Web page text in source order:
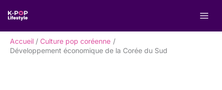
contenu
Accueil
Culture pop coréenne
Développement économique de la Corée du Sud
e
c
h